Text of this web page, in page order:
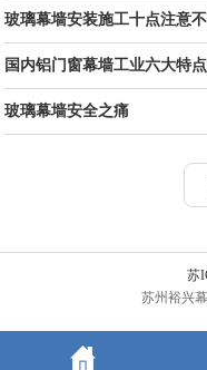
玻璃幕墙安装施工十点注意
国内铝门窗幕墙工业六大特
玻璃幕墙安全之痛
苏
苏州裕兴